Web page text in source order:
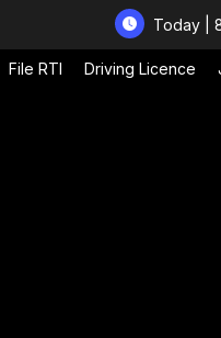
Today |
File RTI Driving Licence